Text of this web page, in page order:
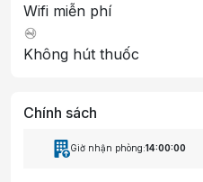
Wifi miễn phí
Không hút thuốc
Chính sách
Giờ nhận phòng:14:00:00